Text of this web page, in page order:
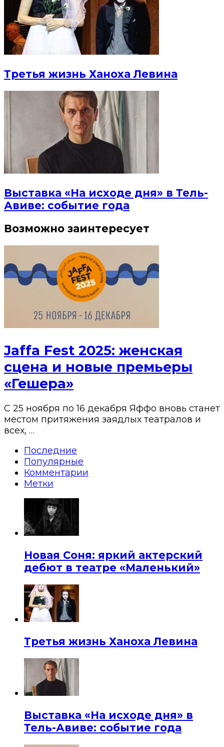
Третья жизнь Ханоха Левина
Выставка «На исходе дня» в Тель-
Авиве: событие года
Возможно заинтересует
Jaffa Fest 2025: женская
сцена и новые премьеры
«Гешера»
С 25 ноября по 16 декабря Яффо вновь станет
местом притяжения заядлых театралов и
всех, …
Последние
Популярные
Комментарии
Метки
Новая Соня: яркий актерский
дебют в театре «Маленький»
Третья жизнь Ханоха Левина
Выставка «На исходе дня» в
Тель-Авиве: событие года